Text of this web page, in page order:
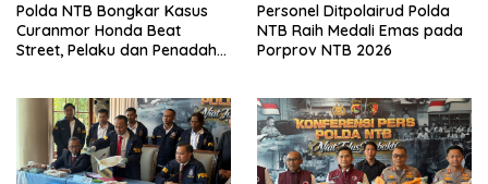
Polda NTB Bongkar Kasus
Curanmor Honda Beat
Street, Pelaku dan Penadah
Personel Ditpolairud Polda
NTB Raih Medali Emas pada
Porprov NTB 2026